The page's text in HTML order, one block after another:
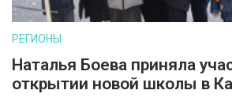
РЕГИОНЫ
Наталья Боева приняла
открытии новой школы в